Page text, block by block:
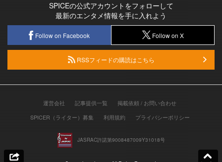
SPICEの公式アカウントをフォローして
最新のエンタメ情報を手に入れよう
Follow on Facebook Follow on X
RSSフィードの購読はこちら
運営会社 記事提供一覧
掲載依頼 / お問い合わせ
SPICER（ライター）募集
利用規約 プライバシーポリシー
JASRAC許諾第9008487009Y31018号